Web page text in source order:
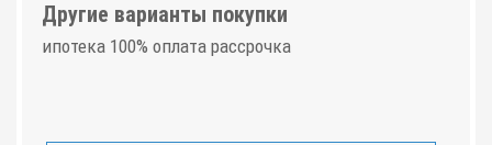
Другие варианты покупки
ипотека 100% оплата рассрочка